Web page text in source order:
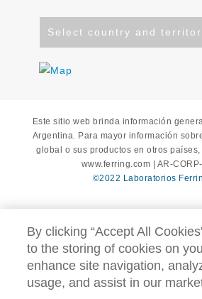
Select
country
and
territory
Este sitio web brinda información
Argentina. Para mayor información
global o sus productos en otros
www.ferring.com | AR-
©2022 Laboratorios
By clicking “Accept All
to the storing of cookies on
enhance site navigation,
usage, and assist in our